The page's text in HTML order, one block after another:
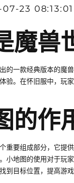
23 08:13:01
魔兽
的一款经典版本的魔
验。在怀旧服中，玩
的作
重要组成部分，它提
小地图的使用对于玩
到目标位置，提高游戏